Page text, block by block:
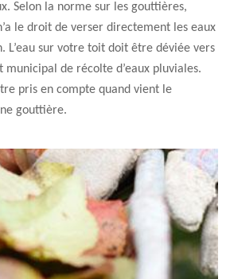
Selon la norme sur les gouttières,
le droit de verser directement les eaux
L’eau sur votre toit doit être déviée vers
de récolte d’eaux pluviales.
pris en compte quand vient le
gouttière.